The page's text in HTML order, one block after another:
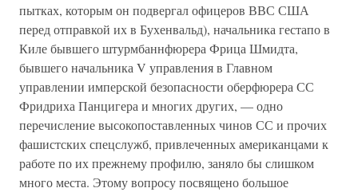
пытках, которым он подвергал офицеров ВВС США
перед отправкой их в Бухенвальд), начальника гестапо в
Киле бывшего штурмбаннфюрера Фрица Шмидта,
бывшего начальника V управления в Главном
управлении имперской безопасности оберфюрера СС
Фридриха Панцигера и многих других, — одно
перечисление высокопоставленных чинов СС и прочих
фашистских спецслужб, привлеченных американцами к
работе по их прежнему профилю, заняло бы слишком
много места. Этому вопросу посвящено большое